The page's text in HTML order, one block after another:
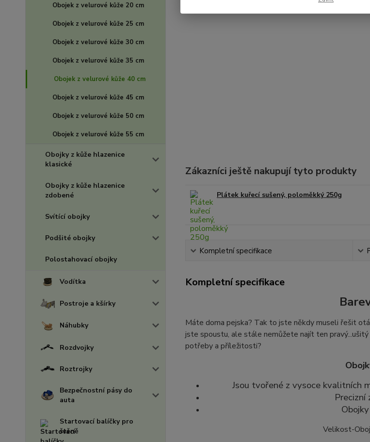
Obojek z velurové kůže 20 cm
Obojek z velurové kůže 25 cm
Obojek z velurové kůže 30 cm
Obojek z velurové kůže 35 cm
Obojek z velurové kůže 40 cm
Obojek z velurové kůže 45 cm
Obojek z velurové kůže 50 cm
Obojek z velurové kůže 55 cm
Obojky z kůže hlazenice
klasické
Obojky z kůže hlazenice
zdobené
Svítící obojky
Podšité obojky
Polostahovací obojky
Vodítka
Postroje a kšírky
Náhubky
Rozdvojky
Roztrojky
Bezpečnostní pásy do
auta
Startovací balíčky pro
štěně
Zákazníci ještě nakupují tyto produkty
Plátek kuřecí sušený, poloměkký 250g
Kompletní specifikace
Kompletní specifikace
Máte doma pejska? Tak to jste někdy museli řešit
jste spoustu, ale stále nemůžete najít ten pravý...ušitý
potřeby a příležitosti?
Jsou tvořené z vysoce kvalitních
Precizní
Velikost-